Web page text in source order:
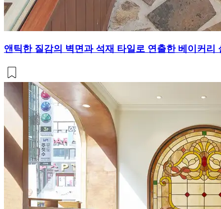
앤틱한 질감의 벽면과 석재 타일로 연출한 베이커리